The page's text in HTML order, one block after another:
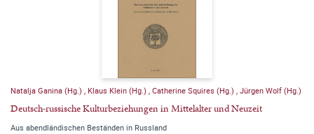
Natalja Ganina (Hg.) , Klaus Klein (Hg.) , Catherine Squires (Hg.) , Jürgen Wolf (Hg.)
Deutsch-russische Kulturbeziehungen in Mittelalter und Neuzeit
Aus abendländischen Beständen in Russland